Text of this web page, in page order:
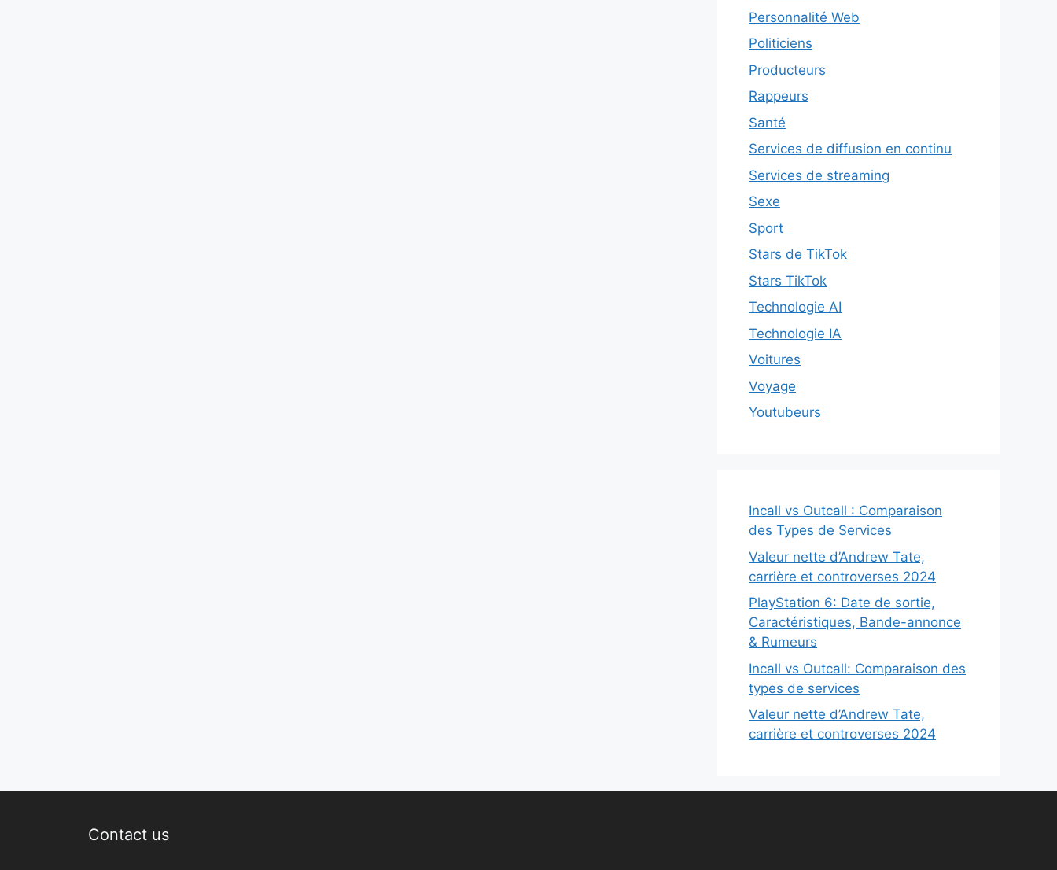
Personnalité Web
Politiciens
Producteurs
Rappeurs
Santé
Services de diffusion en continu
Services de streaming
Sexe
Sport
Stars de TikTok
Stars TikTok
Technologie AI
Technologie IA
Voitures
Voyage
Youtubeurs
Incall vs Outcall : Comparaison
des Types de Services
Valeur nette d’Andrew Tate,
carrière et controverses 2024
PlayStation 6: Date de sortie,
Caractéristiques, Bande-annonce
& Rumeurs
Incall vs Outcall: Comparaison des
types de services
Valeur nette d’Andrew Tate,
carrière et controverses 2024
Contact us